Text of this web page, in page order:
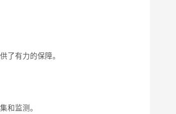
了有力的保障。
和监测。